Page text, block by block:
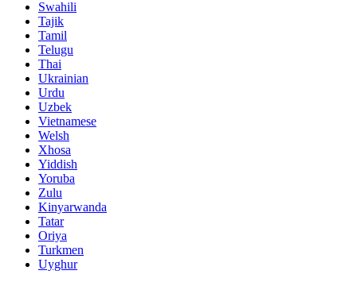
Swahili
Tajik
Tamil
Telugu
Thai
Ukrainian
Urdu
Uzbek
Vietnamese
Welsh
Xhosa
Yiddish
Yoruba
Zulu
Kinyarwanda
Tatar
Oriya
Turkmen
Uyghur